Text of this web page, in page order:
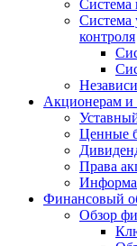
Система
Система
контроля
Акционерам и
Ценные
Права
Финансовый
Обзор